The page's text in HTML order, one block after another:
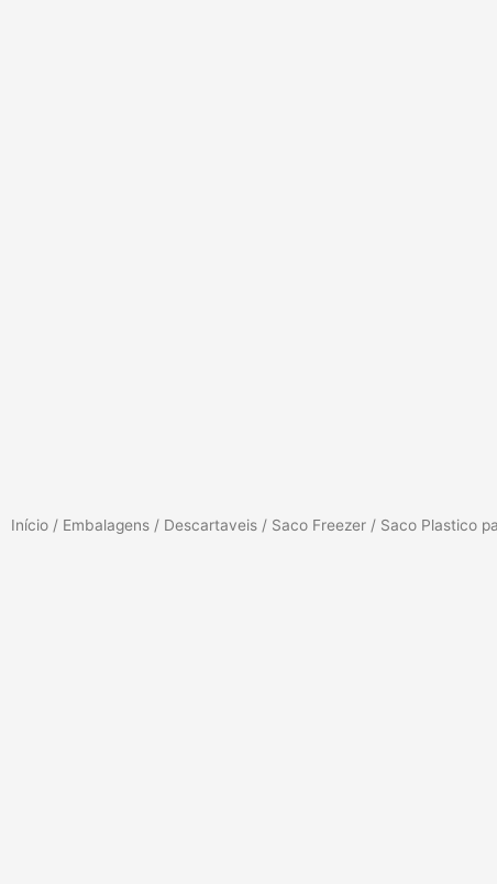
Início / Embalagens / Descartaveis / Saco Freezer / Saco Plastico